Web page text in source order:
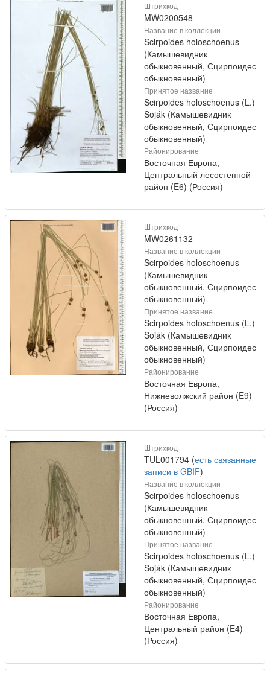
Штрихкод
MW0200548
Название в коллекции
Scirpoides holoschoenus
(Камышевидник
обыкновенный, Сцирпоидес
обыкновенный)
Принятое название
Scirpoides holoschoenus (L.)
Soják (Камышевидник
обыкновенный, Сцирпоидес
обыкновенный)
Районирование
Восточная Европа,
Центральный лесостепной
район (E6) (Россия)
Штрихкод
MW0261132
Название в коллекции
Scirpoides holoschoenus
(Камышевидник
обыкновенный, Сцирпоидес
обыкновенный)
Принятое название
Scirpoides holoschoenus (L.)
Soják (Камышевидник
обыкновенный, Сцирпоидес
обыкновенный)
Районирование
Восточная Европа,
Нижневолжский район (E9)
(Россия)
Штрихкод
TUL001794 (есть связанные
записи в GBIF)
Название в коллекции
Scirpoides holoschoenus
(Камышевидник
обыкновенный, Сцирпоидес
обыкновенный)
Принятое название
Scirpoides holoschoenus (L.)
Soják (Камышевидник
обыкновенный, Сцирпоидес
обыкновенный)
Районирование
Восточная Европа,
Центральный район (E4)
(Россия)